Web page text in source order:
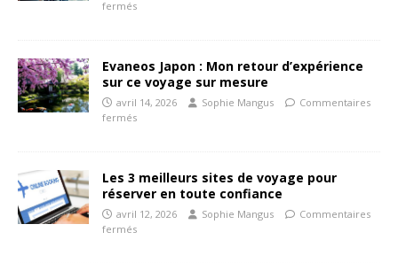
fermés
Evaneos Japon : Mon retour d’expérience
sur ce voyage sur mesure
avril 14, 2026 Sophie Mangus
Commentaires
fermés
Les 3 meilleurs sites de voyage pour
réserver en toute confiance
avril 12, 2026 Sophie Mangus
Commentaires
fermés